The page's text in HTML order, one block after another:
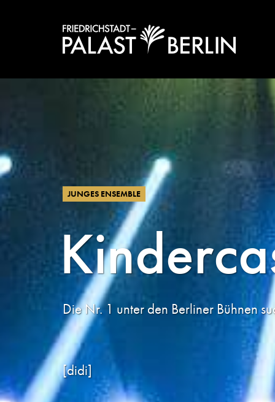
JUNGES ENSEMBLE
Die Nr. 1 unter den Berliner Bühnen
[didi]